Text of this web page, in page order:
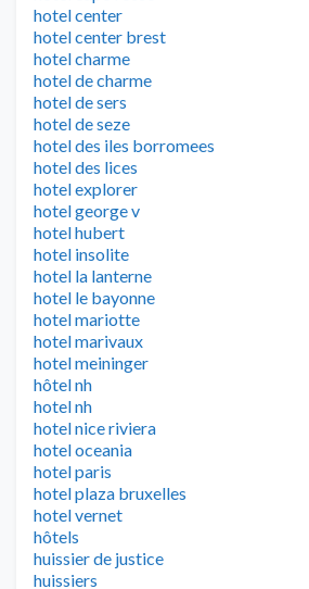
hotel center
hotel center brest
hotel charme
hotel de charme
hotel de sers
hotel de seze
hotel des iles borromees
hotel des lices
hotel explorer
hotel george v
hotel hubert
hotel insolite
hotel la lanterne
hotel le bayonne
hotel mariotte
hotel marivaux
hotel meininger
hôtel nh
hotel nh
hotel nice riviera
hotel oceania
hotel paris
hotel plaza bruxelles
hotel vernet
hôtels
huissier de justice
huissiers